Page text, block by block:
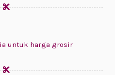
untuk harga grosir